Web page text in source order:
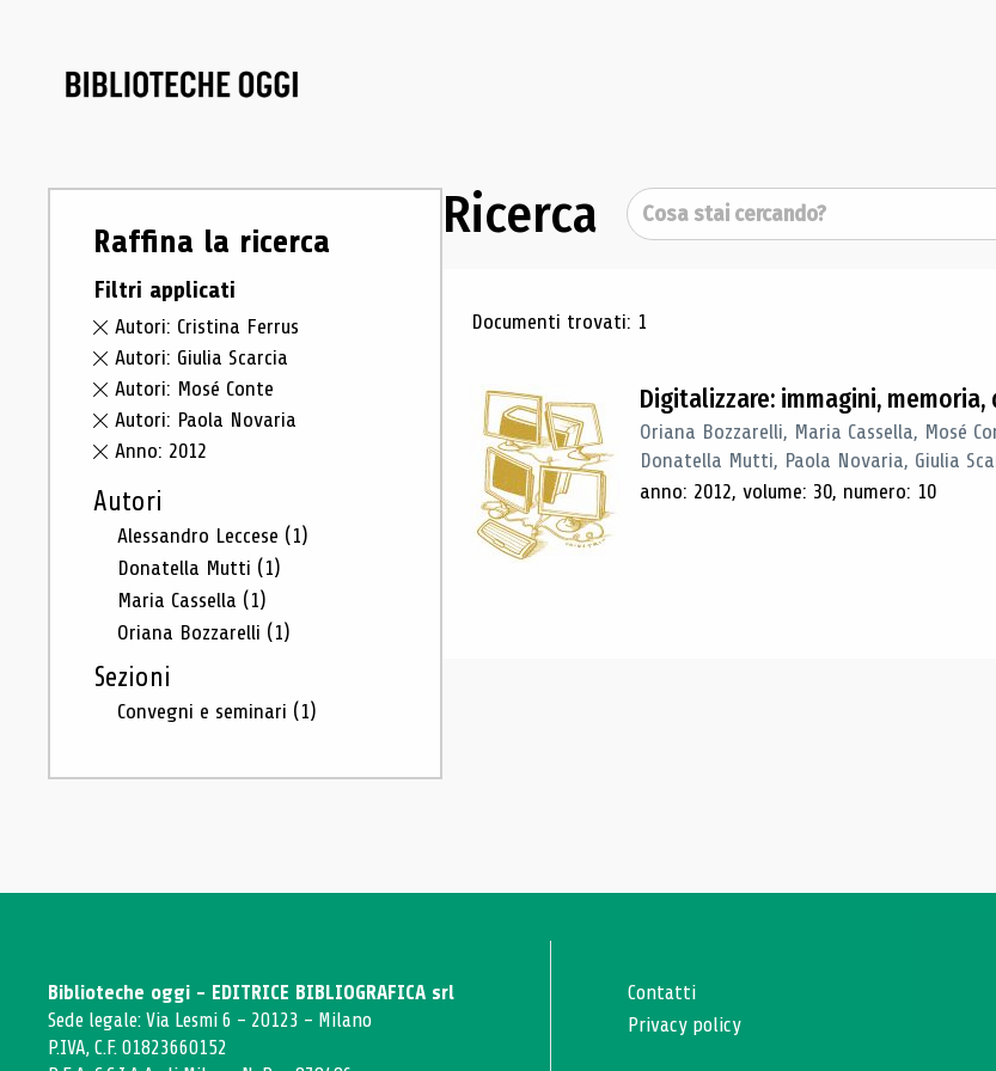
Raffina la ricerca
Filtri applicati
Autori: Cristina Ferrus
Autori: Giulia Scarcia
Autori: Mosé Conte
Autori: Paola Novaria
Anno: 2012
Autori
Alessandro Leccese (1)
Donatella Mutti (1)
Maria Cassella (1)
Oriana Bozzarelli (1)
Sezioni
Convegni e seminari (1)
Ricerca Cerca
Risultati di ricerca
Documenti trovati: 1
Digitalizzare: immagini,
Oriana Bozzarelli, Maria Cassella, Mosé
Donatella Mutti, Paola Novaria, Giulia
anno: 2012, volume: 30, numero: 10
Biblioteche oggi - EDITRICE BIBLIOGRAFICA srl
Sede legale: Via Lesmi 6 - 20123 - Milano
P.IVA, C.F. 01823660152
Contatti
Privacy policy